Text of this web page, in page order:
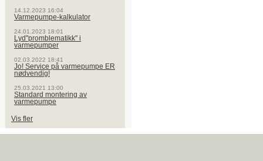
14.12.2023 16:04
Varmepumpe-kalkulator
24.01.2023 18:01
Lyd"promblematikk" i
varmepumper
02.03.2022 18:41
Jo! Service på varmepumpe ER
nødvendig!
25.03.2021 13:00
Standard montering av
varmepumpe
Vis fler